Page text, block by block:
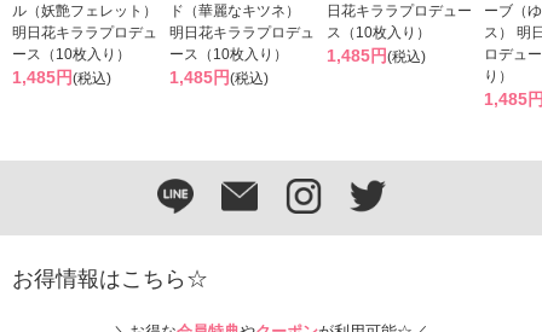
ル（妖艶フェレット）
明日花キララプロデュ
ース（10枚入り）
1,485円(税込)
ド（華麗なキツネ）
明日花キララプロデュ
ース（10枚入り）
1,485円(税込)
日花キララプロデュー
ス（10枚入り）
1,485円(税込)
ーブ（
ス） 明
ロデュ
り）
1,485
お得情報はこちら☆